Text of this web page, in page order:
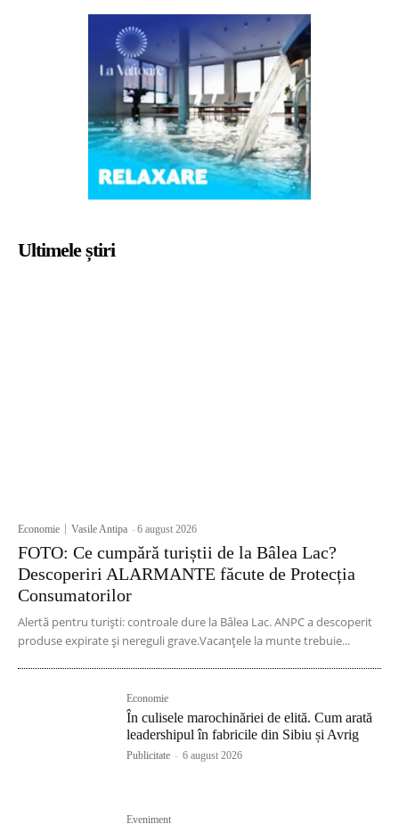
Ultimele știri
Economie Vasile Antipa -6 august 2026
FOTO: Ce cumpără turiștii de la Bâlea Lac?
Descoperiri ALARMANTE făcute de Protecția
Consumatorilor
Alertă pentru turiști: controale dure la Bâlea Lac. ANPC a descoperit
produse expirate și nereguli grave.Vacanțele la munte trebuie...
Economie
În culisele marochinăriei de elită. Cum arată
leadershipul în fabricile din Sibiu și Avrig
Publicitate - 6 august 2026
Eveniment